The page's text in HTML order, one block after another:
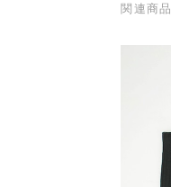
関連商品